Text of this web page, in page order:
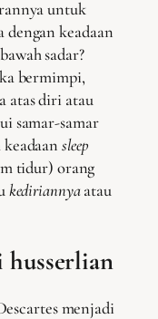
untuk
keadaan
sadar?
bermimpi,
atas diri atau
samar-samar
keadaansleep
tidur) orang
kediriannya atau
husserlian
menjadi